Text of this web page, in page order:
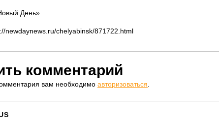
День»
newdaynews.ru/chelyabinsk/871722.html
комментарий
вам необходимо авторизоваться.